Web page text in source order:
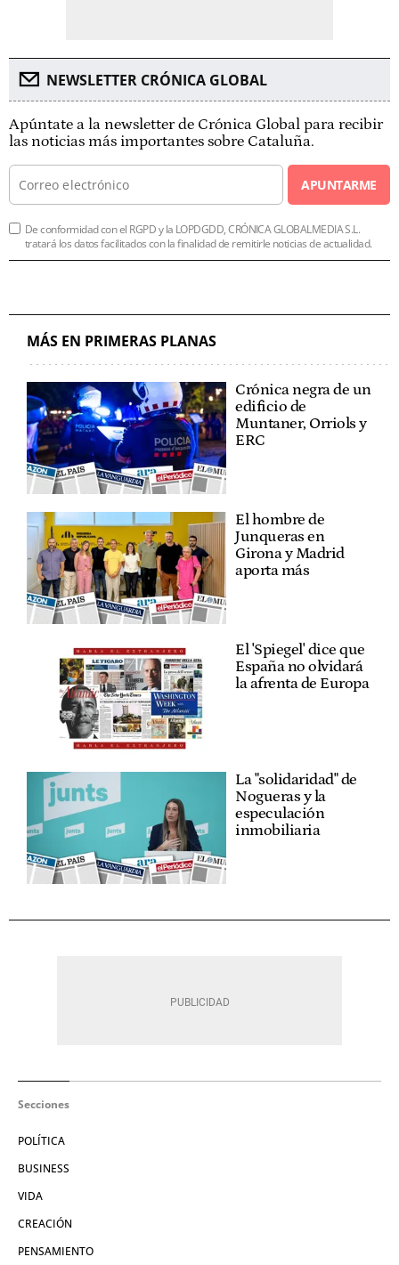
NEWSLETTER CRÓNICA GLOBAL
Apúntate a la newsletter de Crónica Global para recibir
las noticias más importantes sobre Cataluña.
APUNTARME
De conformidad con el RGPD y la LOPDGDD, CRÓNICA GLOBALMEDIA S.L.
tratará los datos facilitados con la finalidad de remitirle noticias de actualidad.
MÁS EN PRIMERAS PLANAS
Crónica negra de un
edificio de
Muntaner, Orriols y
ERC
El hombre de
Junqueras en
Girona y Madrid
aporta más
El 'Spiegel' dice que
España no olvidará
la afrenta de Europa
La "solidaridad" de
Nogueras y la
especulación
inmobiliaria
Secciones
POLÍTICA
BUSINESS
VIDA
CREACIÓN
PENSAMIENTO